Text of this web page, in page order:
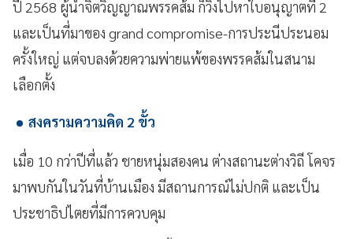
ปี 2568 ผู้นำจิตวิญญาณพรรคส้ม ก็วิ่งไปหาใบอนุญาตที่ 2
และเป็นที่มาของ grand compromise-การประนีประนอม
ครั้งใหญ่ แต่จบลงด้วยความพ่ายแพ้ของพรรคส้มในสนาม
เลือกตั้ง
สงครามความคิด 2 ขั้ว
เมื่อ 10 กว่าปีที่แล้ว ชายหนุ่มสองคน ต่างสถานะต่างวิถี โคจร
มาพบกันในวันที่บ้านเมือง มีสถานการณ์ไม่ปกติ และเป็น
ประชาธิปไตยที่มีการควบคุม